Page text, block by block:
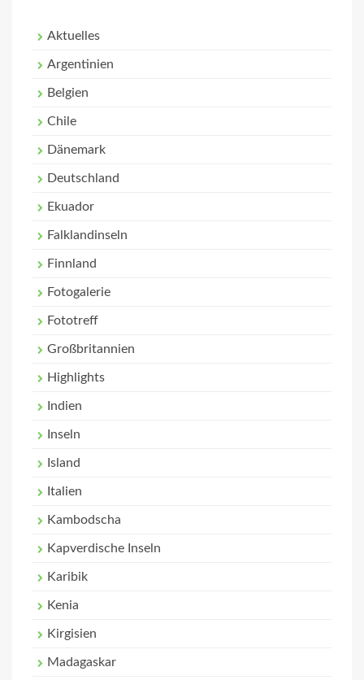
Aktuelles
Argentinien
Belgien
Chile
Dänemark
Deutschland
Ekuador
Falklandinseln
Finnland
Fotogalerie
Fototreff
Großbritannien
Highlights
Indien
Inseln
Island
Italien
Kambodscha
Kapverdische Inseln
Karibik
Kenia
Kirgisien
Madagaskar